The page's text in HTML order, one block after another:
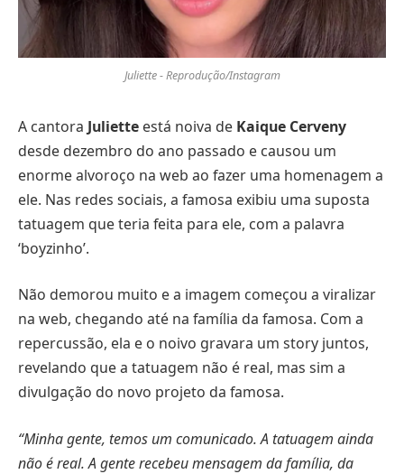
Juliette - Reprodução/Instagram
A cantora Juliette está noiva de Kaique Cerveny
desde dezembro do ano passado e causou um
enorme alvoroço na web ao fazer uma homenagem a
ele. Nas redes sociais, a famosa exibiu uma suposta
tatuagem que teria feita para ele, com a palavra
‘boyzinho’.
Não demorou muito e a imagem começou a viralizar
na web, chegando até na família da famosa. Com a
repercussão, ela e o noivo gravara um story juntos,
revelando que a tatuagem não é real, mas sim a
divulgação do novo projeto da famosa.
“Minha gente, temos um comunicado. A tatuagem ainda
não é real. A gente recebeu mensagem da família, da